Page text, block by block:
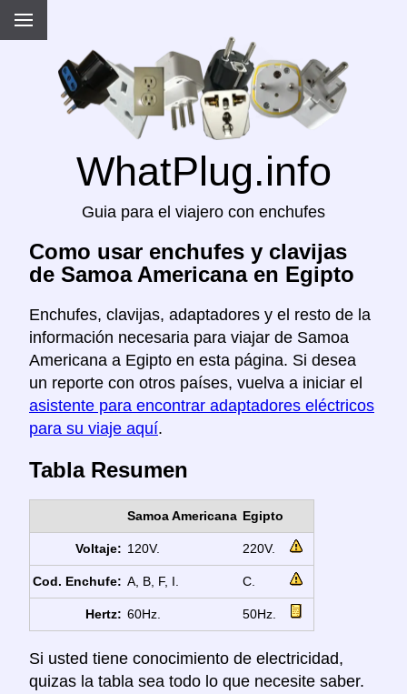
WhatPlug.info
Guia para el viajero con enchufes
Como usar enchufes y clavijas
de Samoa Americana en Egipto
Enchufes, clavijas, adaptadores y el resto de la
información necesaria para viajar de Samoa
Americana a Egipto en esta página. Si desea
un reporte con otros países, vuelva a iniciar el
asistente para encontrar adaptadores eléctricos
para su viaje aquí.
Tabla Resumen
Samoa Americana Egipto
Voltaje: 120V. 220V.
Cod. Enchufe: A, B, F, I. C.
Hertz: 60Hz. 50Hz.
Si usted tiene conocimiento de electricidad,
quizas la tabla sea todo lo que necesite saber.